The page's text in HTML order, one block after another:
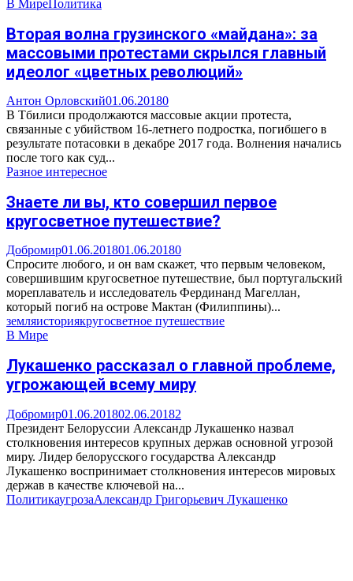
В Мире Политика
Вторая волна грузинского «майдана»: за
массовыми протестами скрылся главный
идеолог «цветных революций»
Антон Орловский01.06.20180
В Тбилиси продолжаются массовые акции протеста,
связанные с убийством 16-летнего подростка, погибшего в
результате потасовки в декабре 2017 года. Волнения начались
после того как суд...
Разное интересное
Знаете ли вы, кто совершил первое
кругосветное путешествие?
Добромир01.06.201801.06.20180
Спросите любого, и он вам скажет, что первым человеком,
совершившим кругосветное путешествие, был португальский
мореплаватель и исследователь Фердинанд Магеллан,
который погиб на острове Мактан (Филиппины)...
земляисториякругосветное путешествие
В Мире
Лукашенко рассказал о главной проблеме,
угрожающей всему миру
Добромир01.06.201802.06.20182
Президент Белоруссии Александр Лукашенко назвал
столкновения интересов крупных держав основной угрозой
миру. Лидер белорусского государства Александр
Лукашенко воспринимает столкновения интересов мировых
держав в качестве ключевой на...
ПолитикаугрозаАлександр Григорьевич Лукашенко